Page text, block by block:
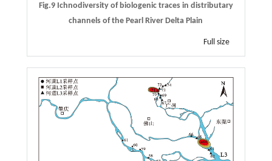
Fig.9 Ichnodiversity of biologenic traces in distributary
channels of the Pearl River Delta Plain
Full size